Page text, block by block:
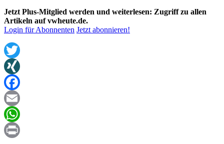
Jetzt Plus-Mitglied werden und weiterlesen: Zugriff zu allen
Artikeln auf vwheute.de.
Login für Abonnenten Jetzt abonnieren!
Twitter
XING
Facebook
Email
WhatsApp